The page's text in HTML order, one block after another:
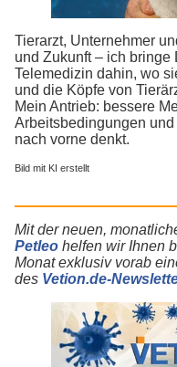
Tierarzt, Unternehmer
und Zukunft – ich bringe
Telemedizin dahin, wo
und die Köpfe von
Mein Antrieb: bessere
Arbeitsbedingungen
nach vorne denkt.
Bild mit KI erstellt
Mit der neuen,
Petleo helfen wir Ihnen
Monat exklusiv vorab
des Vetion.de-